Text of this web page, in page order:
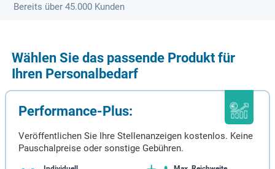
Bereits über 45.000 Kunden
Wählen Sie das passende Produkt für
Ihren Personalbedarf
Performance-Plus:
Veröffentlichen Sie Ihre Stellenanzeigen kostenlos. Keine
Pauschalpreise oder sonstige Gebühren.